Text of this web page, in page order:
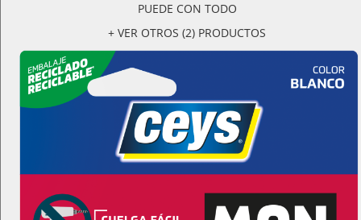
PUEDE CON TODO
+ VER OTROS (2) PRODUCTOS